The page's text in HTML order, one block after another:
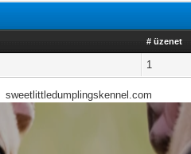
# üzenet
1
sweetlittledumplingskennel.com